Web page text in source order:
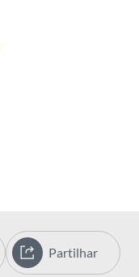
Partilhar